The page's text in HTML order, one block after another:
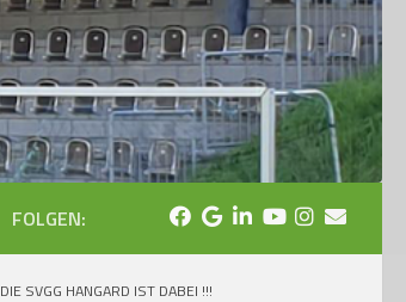
FOLGEN:
DIE SVGG HANGARD IST DABEI !!!